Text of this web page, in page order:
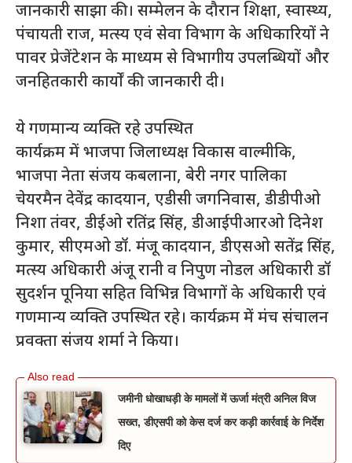
जानकारी साझा की। सम्मेलन के दौरान शिक्षा, स्वास्थ्य,
पंचायती राज, मत्स्य एवं सेवा विभाग के अधिकारियों ने
पावर प्रेजेंटेशन के माध्यम से विभागीय उपलब्धियों और
जनहितकारी कार्यों की जानकारी दी।
ये गणमान्य व्यक्ति रहे उपस्थित
कार्यक्रम में भाजपा जिलाध्यक्ष विकास वाल्मीकि,
भाजपा नेता संजय कबलाना, बेरी नगर पालिका
चेयरमैन देवेंद्र कादयान, एडीसी जगनिवास, डीडीपीओ
निशा तंवर, डीईओ रतिंद्र सिंह, डीआईपीआरओ दिनेश
कुमार, सीएमओ डॉ. मंजू कादयान, डीएसओ सतेंद्र सिंह,
मत्स्य अधिकारी अंजू रानी व निपुण नोडल अधिकारी डॉ
सुदर्शन पूनिया सहित विभिन्न विभागों के अधिकारी एवं
गणमान्य व्यक्ति उपस्थित रहे। कार्यक्रम में मंच संचालन
प्रवक्ता संजय शर्मा ने किया।
जमीनी धोखाधड़ी के मामलों में ऊर्जा मंत्री अनिल विज
सख्त, डीएसपी को केस दर्ज कर कड़ी कार्रवाई के निर्देश
दिए